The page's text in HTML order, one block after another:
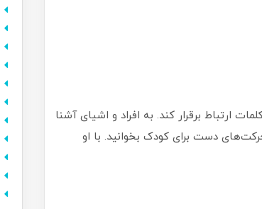
ارتباط برقرار کند. به افراد و اشیای آشنا
حرکت‌های دست برای کودک بخوانید. با او